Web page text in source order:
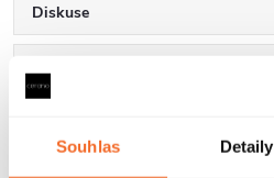
Souhlas Detaily
Diskuse
Další inspirace